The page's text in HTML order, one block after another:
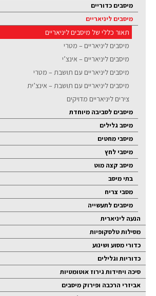
מיסבים כדוריים
מיסבים ליניאריים
תאור כללי של מיסבים ליניאריים
מיסבים ליניאריים – מטרי
מיסבים ליניאריים – אינצ’י
מיסבים ליניאריים עם תושבת – מטרי
מיסבים ליניאריים עם תושבת – אינצ’ית
צירים ליניאריים מדויקים
מיסבים לסביבה מיוחדת
מיסב גלילים
מיסבי מחטים
מיסבי לחץ
מיסב קצה מוט
בתי מיסב
מסבי צריח
מיסבים לתעשייה
הנעה ליניארית
מסילות טלסקופיות
כדורי מסוע ושינוע
כדוריות וגלילים
סיכה ויחידות גירוז אוטומטיות
אביזרי הרכבה ופירוק מיסבים